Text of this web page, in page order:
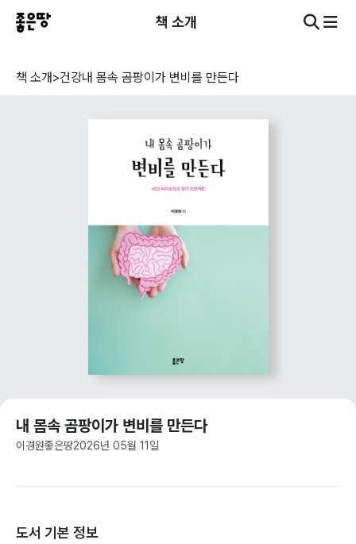
책 소개
책 소개>건강내 몸속 곰팡이가 변비를 만든다
내 몸속 곰팡이가 변비를 만든다
이경원좋은땅2026년 05월 11일
도서 기본 정보